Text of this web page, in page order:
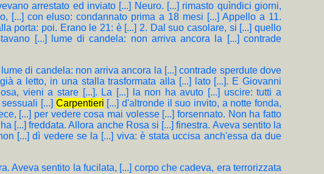
arrestato ed inviato [...] Neuro. [...] rimasto quìndici giorni,
[...] con eluso: condannato prima a 18 mesi [...] Appello a 11.
porta: poi. Erano le 21: è [...] 2. Dal suo casolare, si [...] quello
[...] lume di candela: non arriva ancora la [...] contrade
di candela: non arriva ancora la [...] contrade sperdute dove
a letto, in una stalla trasformata alla [...] lato [...]. E Giovanni
vieni a stare [...]. La [...] la non ha avuto [...] uscire: tutti a
[...] Carpentieri [...] d'altronde il suo invito, a notte fonda,
[...] per vedere cosa mai volesse [...] forsennato. Non ha fatto
ha [...] freddata. Allora anche Rosa si [...] finestra. Aveva sentito la
[...] dì vedere se la [...] viva: è stata uccisa anch'essa da due
Aveva sentito la fucilata, [...] corpo che cadeva, era terrorizzata